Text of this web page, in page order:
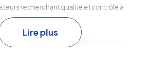
recherchant qualité et contrôle à
évacue la transpiration et vous
Lire plus